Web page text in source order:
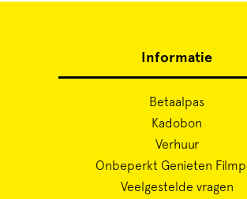
Informatie
Betaalpas
Kadobon
Verhuur
Onbeperkt Genieten
Veelgestelde vragen